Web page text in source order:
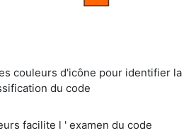
couleurs d'icône pour identifier la
du code
facilite l ' examen du code